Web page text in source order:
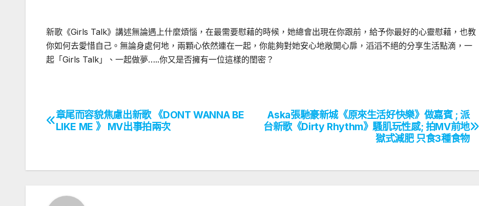
新歌《Girls Talk》講述無論遇上什麼煩惱，在最需要慰藉的時候，她總會出現在你跟前，給予你最好的心靈慰藉，也教
你如何去愛惜自己。無論身處何地，兩顆心依然連在一起，你能夠對她安心地敞開心扉，滔滔不絕的分享生活點滴，一
起「Girls Talk」、一起做夢…..你又是否擁有一位這樣的閨密？
文
Aska張馳豪新城《原來生活好快樂》做嘉賓 ; 派
台新歌《Dirty Rhythm》騷肌玩性感; 拍MV前地
獄式減肥 只食3種食物
章尾而容貌焦慮出新歌 《DONT WANNA BE
LIKE ME 》 MV出事拍兩次